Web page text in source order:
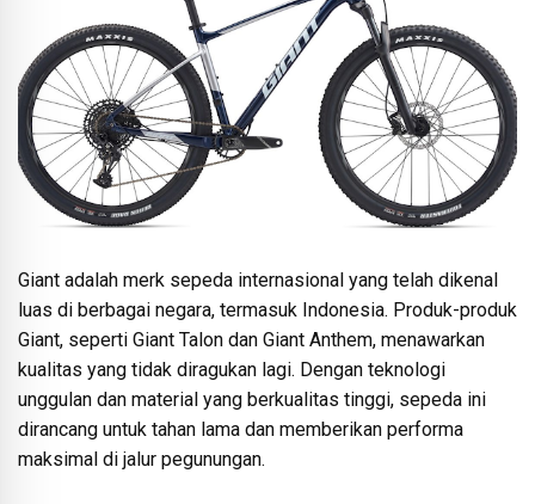
Giant adalah merk sepeda internasional yang telah dikenal
luas di berbagai negara, termasuk Indonesia. Produk-produk
Giant, seperti Giant Talon dan Giant Anthem, menawarkan
kualitas yang tidak diragukan lagi. Dengan teknologi
unggulan dan material yang berkualitas tinggi, sepeda ini
dirancang untuk tahan lama dan memberikan performa
maksimal di jalur pegunungan.